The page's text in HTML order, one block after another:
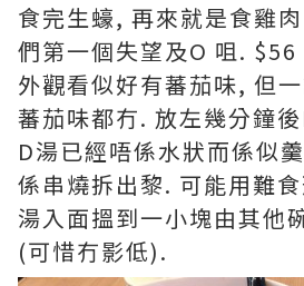
食完生蠔, 再來就是食雞
們第一個失望及O 咀. $56
外觀看似好有蕃茄味, 但
蕃茄味都冇. 放左幾分鐘
D湯已經唔係水狀而係似
係串燒拆出黎. 可能用難
湯入面搵到一小塊由其他
(可惜冇影低).